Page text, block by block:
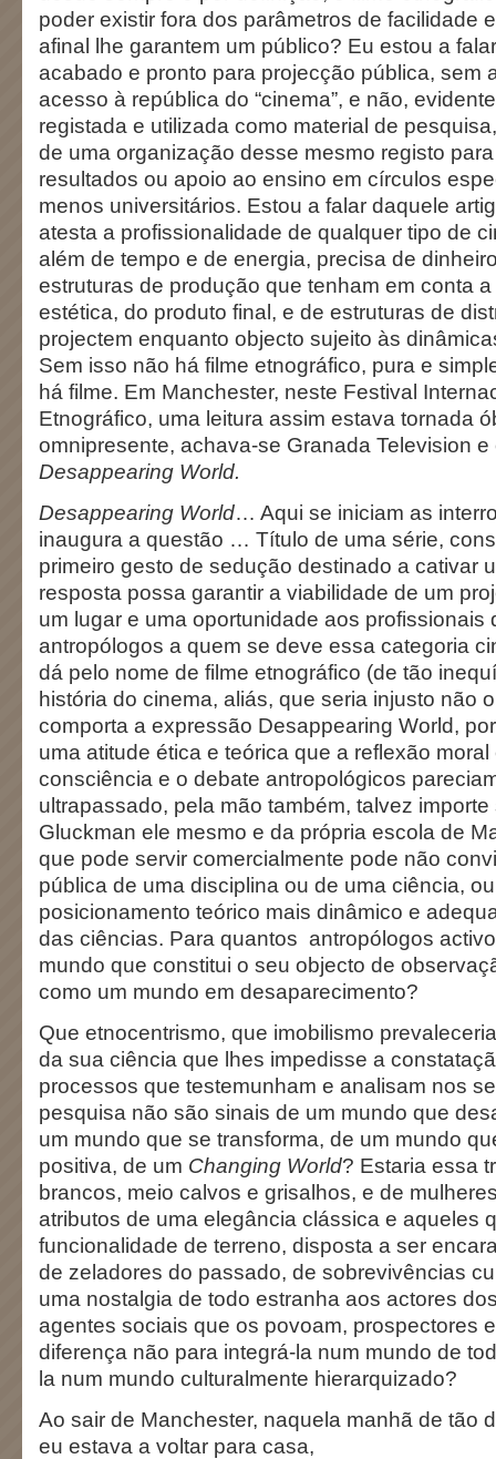
poder existir fora dos parâmetros de facilidade
afinal lhe garantem um público? Eu estou a
acabado e pronto para projecção pública, sem
acesso à república do “cinema”, e não,
registada e utilizada como material de
de uma organização desse mesmo registo
resultados ou apoio ao ensino em círculos
menos universitários. Estou a falar daquele
atesta a profissionalidade de qualquer tipo de
além de tempo e de energia, precisa de
estruturas de produção que tenham em conta
estética, do produto final, e de estruturas de
projectem enquanto objecto sujeito às
Sem isso não há filme etnográfico, pura e
há filme. Em Manchester, neste Festival
Etnográfico, uma leitura assim estava tornada
omnipresente, achava-se Granada Television
Desappearing World.
Desappearing World… Aqui se iniciam as
inaugura a questão … Título de uma série,
primeiro gesto de sedução destinado a cativar
resposta possa garantir a viabilidade de um
um lugar e uma oportunidade aos profissionais
antropólogos a quem se deve essa categoria
dá pelo nome de filme etnográfico (de tão
história do cinema, aliás, que seria injusto não
comporta a expressão Desappearing World,
uma atitude ética e teórica que a reflexão
consciência e o debate antropológicos
ultrapassado, pela mão também, talvez
Gluckman ele mesmo e da própria escola de
que pode servir comercialmente pode não
pública de uma disciplina ou de uma ciência,
posicionamento teórico mais dinâmico e
das ciências. Para quantos antropólogos
mundo que constitui o seu objecto de
como um mundo em desaparecimento?
Que etnocentrismo, que imobilismo
da sua ciência que lhes impedisse a
processos que testemunham e analisam nos
pesquisa não são sinais de um mundo que
um mundo que se transforma, de um mundo
positiva, de um Changing World? Estaria essa
brancos, meio calvos e grisalhos, e de
atributos de uma elegância clássica e aqueles
funcionalidade de terreno, disposta a ser
de zeladores do passado, de sobrevivências
uma nostalgia de todo estranha aos actores
agentes sociais que os povoam, prospectores
diferença não para integrá-la num mundo de
la num mundo culturalmente hierarquizado?
Ao sair de Manchester, naquela manhã de tão
eu estava a voltar para casa,